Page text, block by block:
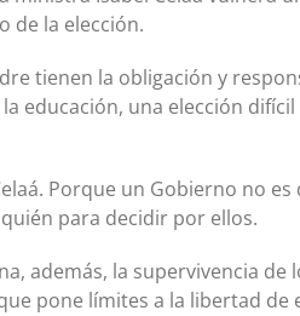
de la elección.
tienen la obligación y
educación, una elección
Porque un Gobierno no
para decidir por ellos.
además, la supervivencia
pone límites a la libertad de